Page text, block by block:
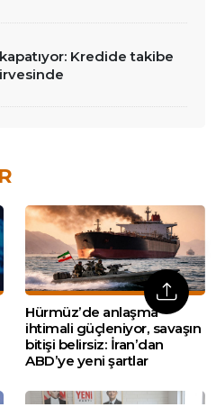
Kredide takibe
Hürmüz’de anlaşma
ihtimali güçleniyor, savaşın
bitişi belirsiz: İran’dan
ABD’ye yeni şartlar